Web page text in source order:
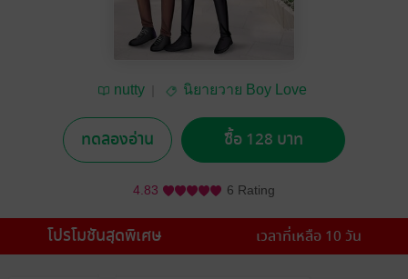
nutty
นิยายวาย Boy Love
ทดลองอ่าน ซื้อ 128 บาท
4.83 6 Rating
โปรโมชันสุดพิเศษ เวลาที่เหลือ 10 วัน